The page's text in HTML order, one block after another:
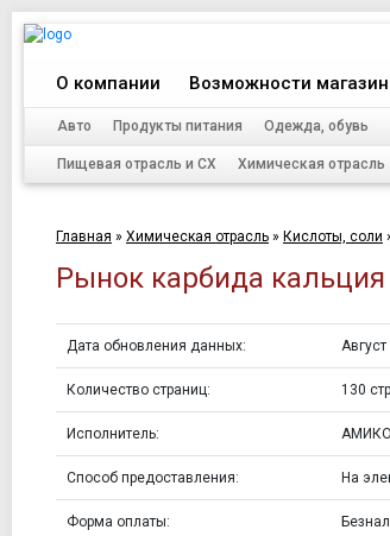
О компании Возможности
Авто Продукты питания Одежда, обувь
Пищевая отрасль и СХ Химическая отрасль
Главная » Химическая отрасль » Кислоты, соли
Рынок карбида
Дата обновления данных: Август
Количество страниц: 130
Исполнитель: АМИКО
Способ предоставления: На
Форма оплаты: